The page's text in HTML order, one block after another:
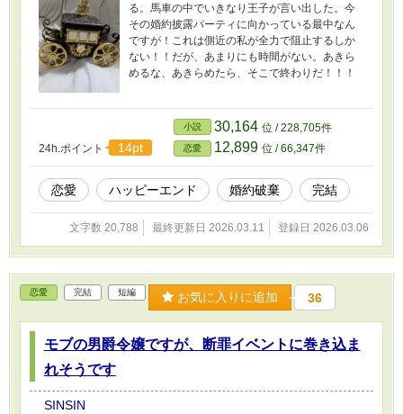
る。馬車の中でいきなり王子が言い出した。今
その婚約披露パーティに向かっている最中なん
ですが！これは側近の私が全力で阻止するしか
ない！！だが、あまりにも時間がない。あきら
めるな、あきらめたら、そこで終わりだ！！！
24h.ポイント 14pt
小説 30,164 位 / 228,705件
恋愛 12,899 位 / 66,347件
恋愛 ハッピーエンド 婚約破棄 完結
文字数 20,788 最終更新日 2026.03.11 登録日 2026.03.06
恋愛 完結 短編 お気に入りに追加 36
モブの男爵令嬢ですが、断罪イベントに巻き込ま
れそうです
SINSIN